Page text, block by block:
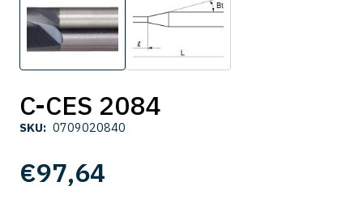
C-CES 2084
SKU: 0709020840
€97,64